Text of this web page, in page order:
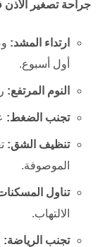
جراحة تصغير الأذن
ارتداء المشد:
أول أسبوع.
النوم المرتفع:
تجنب الضغط:
تنظيف الشق:
الموصوفة.
تناول
الالتهاب.
تجنب الرياضة: